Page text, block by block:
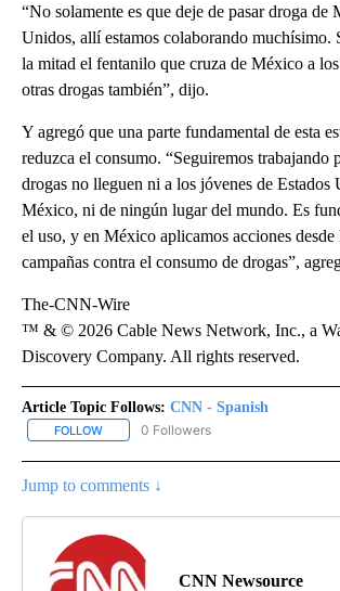
“No solamente es que deje de pasar droga de
Unidos, allí estamos colaborando muchísimo.
la mitad el fentanilo que cruza de México a
otras drogas también”, dijo.
Y agregó que una parte fundamental de esta
reduzca el consumo. “Seguiremos trabajando
drogas no lleguen ni a los jóvenes de Estados
México, ni de ningún lugar del mundo. Es
el uso, y en México aplicamos acciones desde
campañas contra el consumo de drogas”,
The-CNN-Wire
™ & © 2026 Cable News Network, Inc., a
Discovery Company. All rights reserved.
Article Topic Follows: CNN - Spanish
FOLLOW FOLLOW "CNN - SPANISH" TO RECEIVE
0 Followers
Jump to comments ↓
CNN Newsource